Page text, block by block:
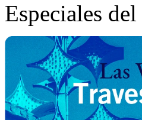
Especiales